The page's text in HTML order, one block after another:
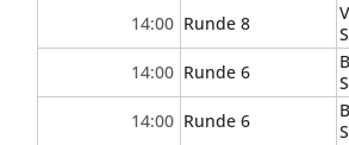
14:00 Runde 8
14:00 Runde 6
14:00 Runde 6